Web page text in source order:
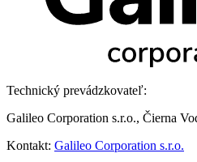
Technický prevádzkovateľ:
Galileo Corporation s.r.o., Čierna
Kontakt: Galileo Corporation s.r.o.